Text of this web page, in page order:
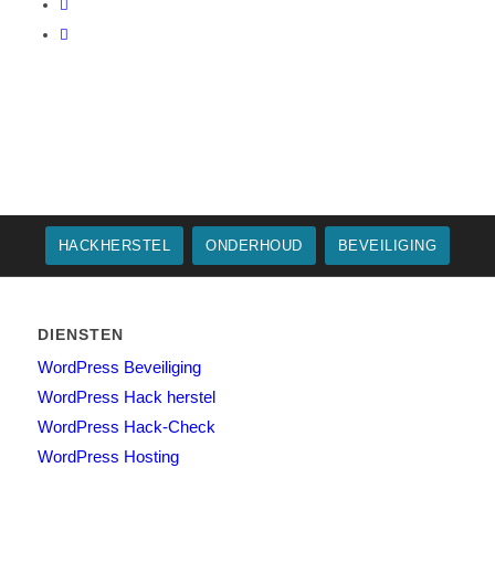
HACKHERSTEL ONDERHOUD BEVEILIGING
DIENSTEN
WordPress Beveiliging
WordPress Hack herstel
WordPress Hack-Check
WordPress Hosting